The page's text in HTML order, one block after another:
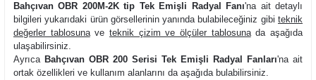
Bahçıvan OBR 200M-2K tip Tek Emişli Radyal Fanı'na ait detaylı
bilgileri yukarıdaki ürün görsellerinin yanında bulabileceğiniz gibi teknik
değerler tablosunaveteknik çizim ve ölçüler tablosunada aşağıda
ulaşabilirsiniz.
Ayrıca Bahçıvan OBR 200 Serisi Tek Emişli Radyal Fanları'na ait
ortak özellikleri ve kullanım alanlarını da aşağıda bulabilirsiniz.